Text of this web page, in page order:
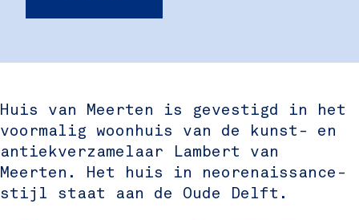
u
n
M
e
e
r
m
V
a
n
M
e
u
V
a
M
u
n
M
e
e
r
e
i
s
V
a
n
a
r
u
s
e
u
b
o
u
s
e
u
m
Huis van Meerten is gevestigd in het
voormalig woonhuis van de kunst- en
antiekverzamelaar Lambert van
Meerten. Het huis in neorenaissance-
stijl staat aan de Oude Delft.